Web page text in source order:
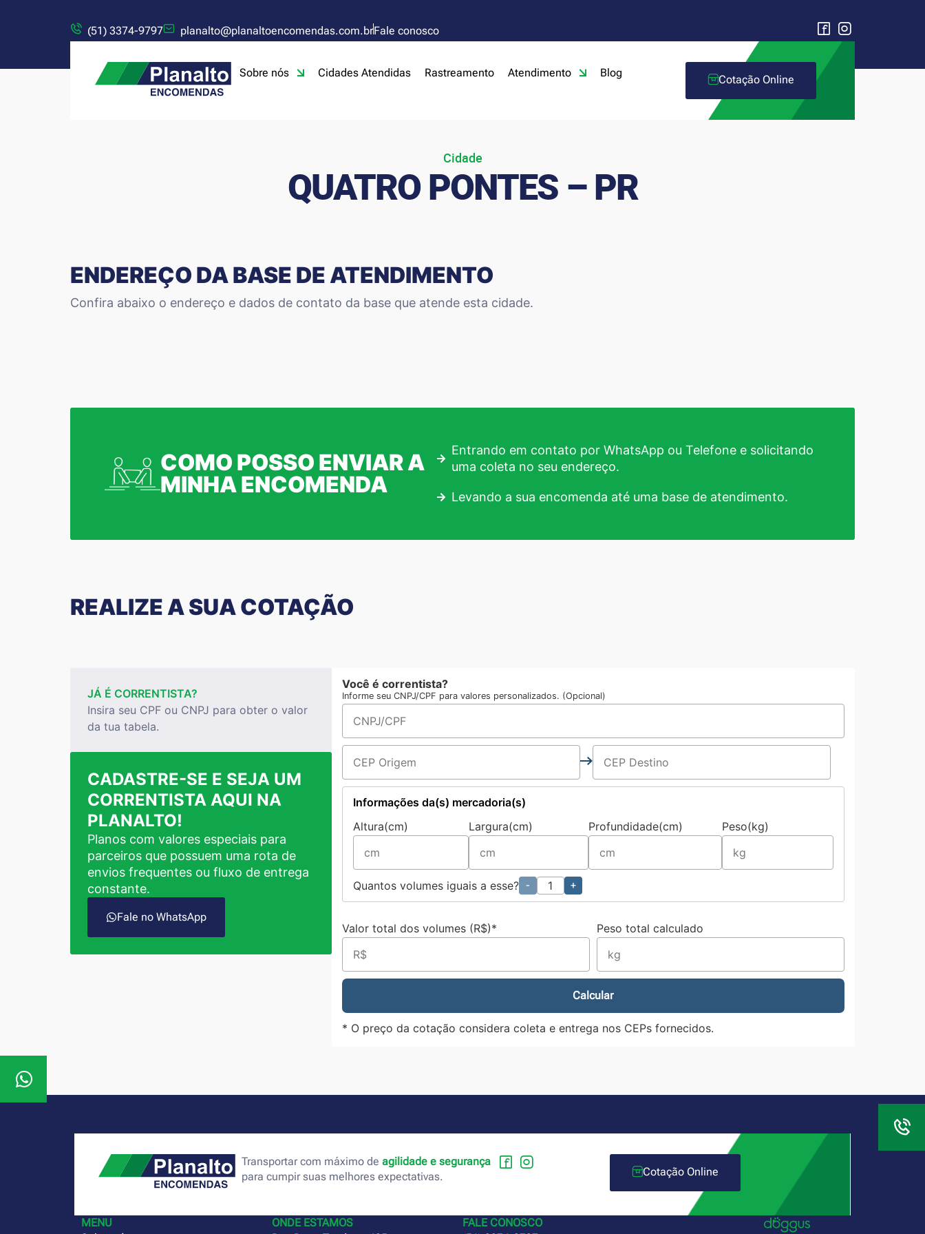
(51) 3374-9797 planalto@planaltoencomendas.com.brFale conosco
Sobre nós Cidades Atendidas Rastreamento Atendimento Blog
Cotação Online
Cidade
QUATRO PONTES – PR
ENDEREÇO DA BASE DE ATENDIMENTO
Confira abaixo o endereço e dados de contato da base que atende esta cidade.
COMO POSSO ENVIAR A
MINHA ENCOMENDA
Entrando em contato por WhatsApp ou Telefone e solicitando
uma coleta no seu endereço.
Levando a sua encomenda até uma base de atendimento.
REALIZE A SUA COTAÇÃO
JÁ É CORRENTISTA?
Insira seu CPF ou CNPJ para obter o valor
da tua tabela.
CADASTRE-SE E SEJA UM
CORRENTISTA AQUI NA
PLANALTO!
Planos com valores especiais para
parceiros que possuem uma rota de
envios frequentes ou fluxo de entrega
constante.
Fale no WhatsApp
Você é correntista?
Informe seu CNPJ/CPF para valores personalizados. (Opcional)
Informações da(s) mercadoria(s)
Altura(cm)
Largura(cm) Profundidade(cm) Peso(kg)
Quantos volumes iguais a esse? - +
Valor total dos volumes (R$)* Peso total calculado
Calcular
* O preço da cotação considera coleta e entrega nos CEPs fornecidos.
Transportar com máximo deagilidade e segurança
para cumpir suas melhores expectativas.
Cotação Online
MENU
ONDE ESTAMOS
FALE CONOSCO